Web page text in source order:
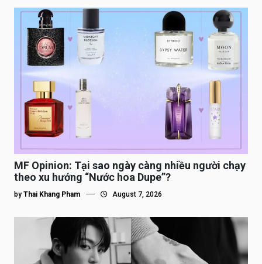
MF Opinion: Tại sao ngày càng nhiều người chạy
theo xu hướng “Nước hoa Dupe”?
by Thai Khang Pham August 7, 2026